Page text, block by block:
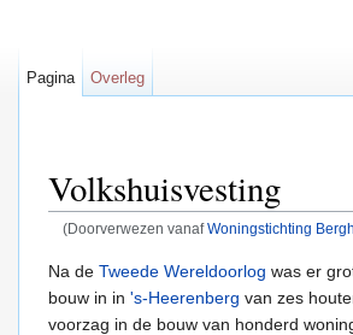
Volkshuisvesting
(Doorverwezen vanafWoningstichting Bergh
Na de Tweede Wereldoorlog was er
bouw in in 's-Heerenberg van zes
voorzag in de bouw van honderd
Pagina Overleg